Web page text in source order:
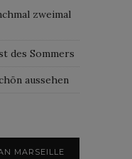
zweimal
des Sommers
aussehen
MARSEILLE